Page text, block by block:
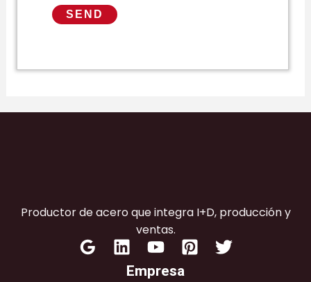
Productor de acero que integra I+D, producción y
ventas.
Empresa